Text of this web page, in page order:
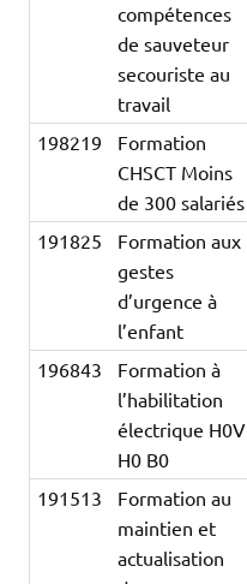
compétences
de sauveteur
secouriste au
travail
198219
Formation
CHSCT Moins
de 300 salariés
191825
Formation aux
gestes
d’urgence à
l’enfant
196843
Formation à
l’habilitation
électrique H0V
H0 B0
191513
Formation au
maintien et
actualisation